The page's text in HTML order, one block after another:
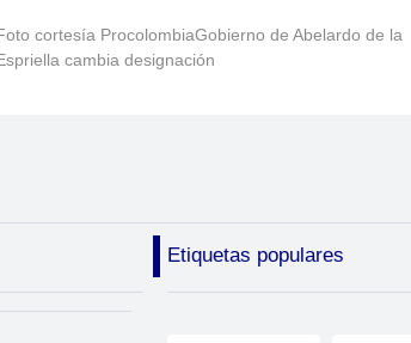
cortesía ProcolombiaGobierno de Abelardo de la
cambia designación
Etiquetas populares